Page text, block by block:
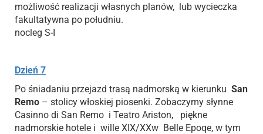
możliwość realizacji własnych planów, lub wycieczka
fakultatywna po południu.
nocleg S-I
Dzień 7
Po śniadaniu przejazd trasą nadmorską w kierunku San
Remo – stolicy włoskiej piosenki. Zobaczymy słynne
Casinno di San Remo i Teatro Ariston, piękne
nadmorskie hotele i wille XIX/XXw Belle Epoqe, w tym